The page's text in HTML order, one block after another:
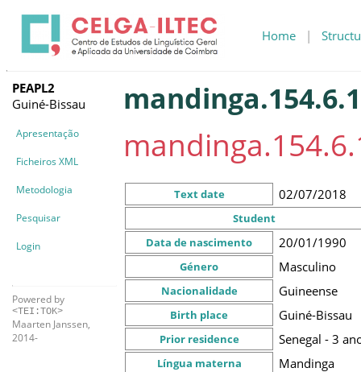
Home |
PEAPL2
Guiné-Bissau
Apresentação
Ficheiros XML
Metodologia
Pesquisar
Login
Powered by
<TEI:TOK>
Maarten Janssen,
2014-
Text date 02/07/2018
Student
Data de nascimento
20/01/1990
Género Masculino
Nacionalidade Guineense
Birth place Guiné-Bissau
Prior residence Senegal - 3
Língua materna Mandinga